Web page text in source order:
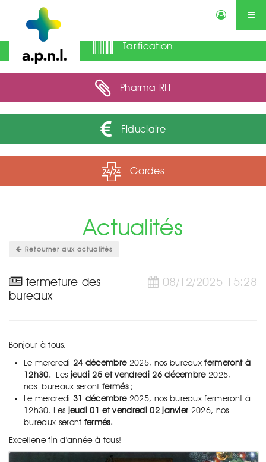
Actualités Annonces Qui sommes-nous ?
Contactez-nous Agenda
Tarification
Pharma RH
Fiduciaire
Gardes
Retourner aux actualités
Actualités
08/12/2025 15:28
fermeture des
bureaux
Bonjour à tous,
Le mercredi 24 décembre 2025, nos bureauxfermeront à
12h30. Les jeudi 25 et vendredi 26 décembre2025,
nos bureaux serontfermés;
Le mercredi 31 décembre2025, nos bureaux fermeront à
12h30. Les jeudi 01 et vendredi 02 janvier 2026, nos
bureaux seront fermés.
Excellene fin d'année à tous!